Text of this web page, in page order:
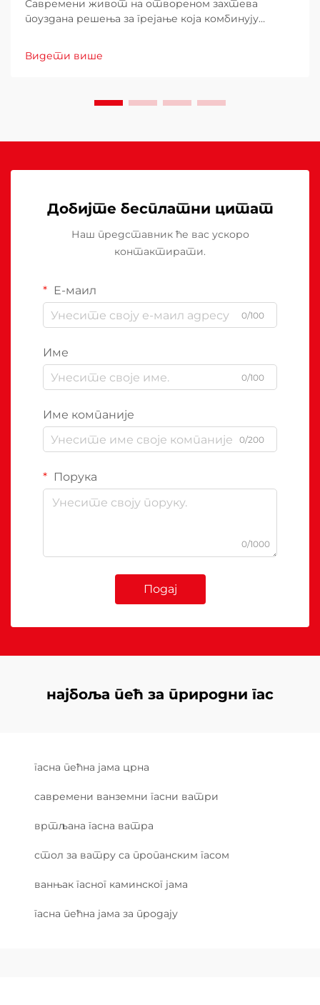
Савремени живот на отвореном захтева
поуздана решења за грејање која комбинују
двориште за ваш спољашњи простор,
Видети више
Добијте бесплатни цитат
Наш представник ће вас ускоро
контактирати.
Е-маил
0/100
Име
0/100
Име компаније
0/200
Порука
0/1000
Подај
најбоља пећ за природни гас
гасна пећна јама црна
савремени ванземни гасни ватри
вртљана гасна ватра
стол за ватру са пропанским гасом
ванњак гасног каминског јама
гасна пећна јама за продају